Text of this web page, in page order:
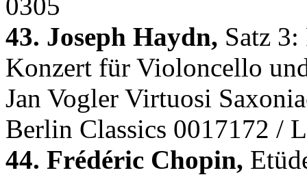
0305
43. Joseph Haydn, Satz
Konzert für Violoncello
Jan Vogler Virtuosi
Berlin Classics 0017172 /
44. Frédéric Chopin,